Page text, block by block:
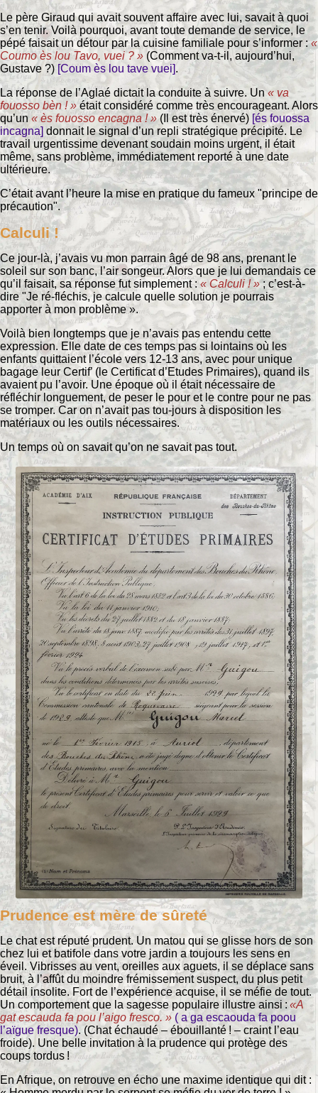
Le père Giraud qui avait souvent affaire avec lui, savait à quoi
s’en tenir. Voilà pourquoi, avant toute demande de service, le
pépé faisait un détour par la cuisine familiale pour s’informer :«
Coumo ès lou Tavo, vuei ? » (Comment va-t-il, aujourd’hui,
Gustave ?) [Coum ès lou tave vuei].
La réponse de l’Aglaé dictait la conduite à suivre. Un« va
fouosso bèn ! » était considéré comme très encourageant. Alors
qu’un « ès fouosso encagna ! »(Il est très énervé) [és fouossa
incagna] donnait le signal d’un repli stratégique précipité. Le
travail urgentissime devenant soudain moins urgent, il était
même, sans problème, immédiatement reporté à une date
ultérieure.
C’était avant l’heure la mise en pratique du fameux "principe de
précaution".
Calculi !
Ce jour-là, j’avais vu mon parrain âgé de 98 ans, prenant le
soleil sur son banc, l’air songeur. Alors que je lui demandais ce
qu’il faisait, sa réponse fut simplement : « Calculi ! »; c’est-à-
dire "Je ré-fléchis, je calcule quelle solution je pourrais
apporter à mon problème ».
Voilà bien longtemps que je n’avais pas entendu cette
expression. Elle date de ces temps pas si lointains où les
enfants quittaient l’école vers 12-13 ans, avec pour unique
bagage leur Certif’ (le Certificat d’Etudes Primaires), quand ils
avaient pu l’avoir. Une époque où il était nécessaire de
réfléchir longuement, de peser le pour et le contre pour ne pas
se tromper. Car on n’avait pas tou-jours à disposition les
matériaux ou les outils nécessaires.
Un temps où on savait qu’on ne savait pas tout.
Prudence est mère de sûreté
Le chat est réputé prudent. Un matou qui se glisse hors de son
chez lui et batifole dans votre jardin a toujours les sens en
éveil. Vibrisses au vent, oreilles aux aguets, il se déplace sans
bruit, à l’affût du moindre frémissement suspect, du plus petit
détail insolite. Fort de l’expérience acquise, il se méfie de tout.
Un comportement que la sagesse populaire illustre ainsi : «A
gat escauda fa pou l’aigo fresco. » ( a ga escaouda fa poou
l’aïgue fresque). (Chat échaudé – ébouillanté ! – craint l’eau
froide). Une belle invitation à la prudence qui protège des
coups tordus !
En Afrique, on retrouve en écho une maxime identique qui dit :